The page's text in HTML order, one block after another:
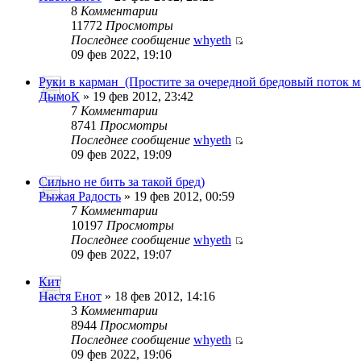
8 Комментарии
11772 Просмотры
Последнее сообщение whyeth
09 фев 2022, 19:10
Руки в карман_(Простите за очередной бредовый поток
ДымоК » 19 фев 2012, 23:42
7 Комментарии
8741 Просмотры
Последнее сообщение whyeth
09 фев 2022, 19:09
Сильно не бить за такой бред)
Рыжая Радость » 19 фев 2012, 00:59
7 Комментарии
10197 Просмотры
Последнее сообщение whyeth
09 фев 2022, 19:07
Кит
Настя Енот » 18 фев 2012, 14:16
3 Комментарии
8944 Просмотры
Последнее сообщение whyeth
09 фев 2022, 19:06